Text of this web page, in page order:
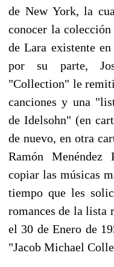
de New York, la
conocer la
de Lara existente
por su parte,
"Collection" le
canciones y una
de Idelsohn" (en
de nuevo, en otra
Ramón
copiar las músicas
tiempo que les
romances de la lista
el 30 de Enero de
"Jacob Michael